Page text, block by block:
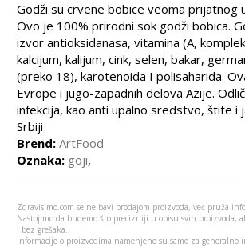
Godži su crvene bobice veoma prijatnog
Ovo je 100% prirodni sok godži bobica.
izvor antioksidanasa, vitamina (A,
kalcijum, kalijum, cink, selen, bakar,
(preko 18), karotenoida I polisaharida.
Evrope i jugo-zapadnih delova Azije.
infekcija, kao anti upalno sredstvo, štite i
Srbiji
Brend: ArtFood
Oznaka: goji,
Zdravisimo.com se ne bavi prodajom proizvoda, već pruža
Nastojimo da budemo što precizniji u opisu svih proizvoda,
i bez grešaka.
Informacije o proizvodima namenjene su samo za generalno